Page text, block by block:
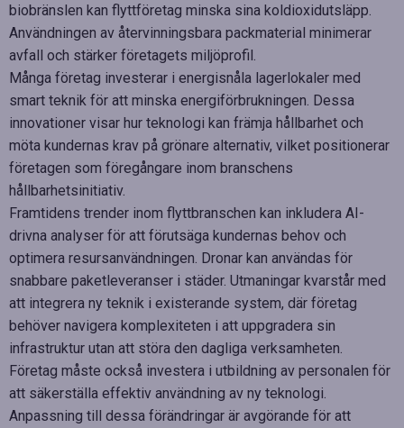
biobränslen kan flyttföretag minska sina koldioxidutsläpp.
Användningen av återvinningsbara packmaterial minimerar
avfall och stärker företagets miljöprofil.
Många företag investerar i energisnåla lagerlokaler med
smart teknik för att minska energiförbrukningen. Dessa
innovationer visar hur teknologi kan främja hållbarhet och
möta kundernas krav på grönare alternativ, vilket positionerar
företagen som föregångare inom branschens
hållbarhetsinitiativ.
Framtidens trender inom flyttbranschen kan inkludera AI-
drivna analyser för att förutsäga kundernas behov och
optimera resursanvändningen. Dronar kan användas för
snabbare paketleveranser i städer. Utmaningar kvarstår med
att integrera ny teknik i existerande system, där företag
behöver navigera komplexiteten i att uppgradera sin
infrastruktur utan att störa den dagliga verksamheten.
Företag måste också investera i utbildning av personalen för
att säkerställa effektiv användning av ny teknologi.
Anpassning till dessa förändringar är avgörande för att